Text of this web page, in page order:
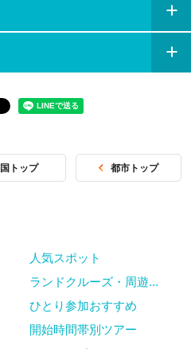
国トップ 都市トップ
人気スポット
ランドクルーズ・周遊...
ひとり参加おすすめ
開始時間帯別ツアー